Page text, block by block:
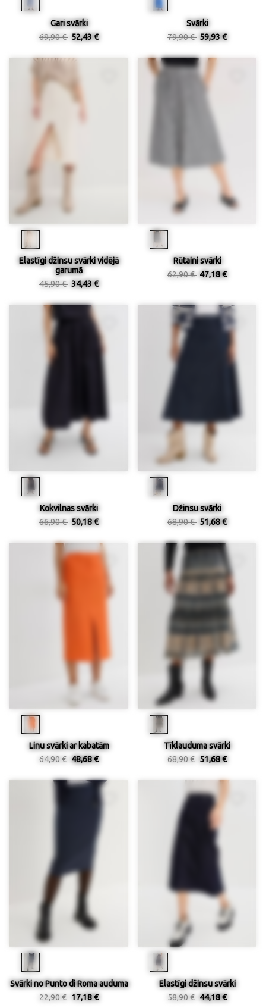
Gari svārki
69,90 € 52,43 €
Svārki
79,90 € 59,93 €
Elastīgi džinsu svārki vidējā
garumā
45,90 € 34,43 €
Rūtaini svārki
62,90 € 47,18 €
Kokvilnas svārki
66,90 € 50,18 €
Džinsu svārki
68,90 € 51,68 €
Linu svārki ar kabatām
64,90 € 48,68 €
Tīklauduma svārki
68,90 € 51,68 €
Svārki no Punto di Roma auduma
22,90 € 17,18 €
Elastīgi džinsu svārki
58,90 € 44,18 €